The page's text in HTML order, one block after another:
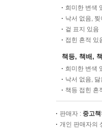
희미한 변색
낙서 없음,
겉 표지 있음
접힌 흔적 있
책등, 책배,
희미한 변색
낙서 없음,
책등 접힌 흔
판매자 : 중고책
개인 판매자의